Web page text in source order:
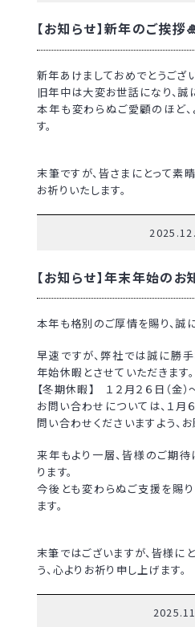
【お知らせ】新年のご挨拶
新年あけましておめでとうござい
旧年中は大変お世話になり、誠
本年も変わらぬご愛顧のほど
す。
末筆ですが、皆さまにとって素
お祈りいたします。
【お知らせ】年末年始のお
本年も格別のご厚情を賜り、誠
早速ですが、弊社では誠に勝
年始休暇とさせていただきます。
【冬期休暇】 １２月２６日（金）
お問い合わせについては、１月
問い合わせくださいますよう、お
来年もより一層、皆様のご期
ります。
今後とも変わらぬご支援を賜
ます。
末筆ではございますが、皆様に
う、心よりお祈り申し上げます。